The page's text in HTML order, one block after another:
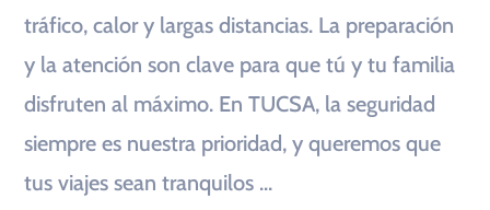
tráfico, calor y largas distancias. La preparación
y la atención son clave para que tú y tu familia
disfruten al máximo. En TUCSA, la seguridad
siempre es nuestra prioridad, y queremos que
tus viajes sean tranquilos …